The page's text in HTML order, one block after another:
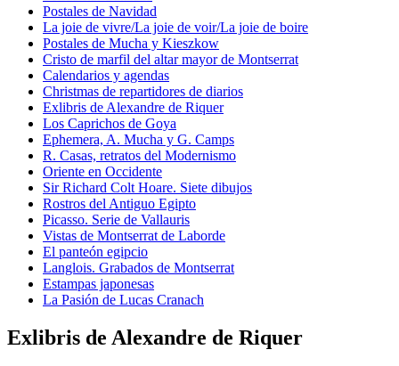
Postales de Navidad
La joie de vivre/La joie de voir/La joie de boire
Postales de Mucha y Kieszkow
Cristo de marfil del altar mayor de Montserrat
Calendarios y agendas
Christmas de repartidores de diarios
Exlibris de Alexandre de Riquer
Los Caprichos de Goya
Ephemera, A. Mucha y G. Camps
R. Casas, retratos del Modernismo
Oriente en Occidente
Sir Richard Colt Hoare. Siete dibujos
Rostros del Antiguo Egipto
Picasso. Serie de Vallauris
Vistas de Montserrat de Laborde
El panteón egipcio
Langlois. Grabados de Montserrat
Estampas japonesas
La Pasión de Lucas Cranach
Exlibris de Alexandre de Riquer